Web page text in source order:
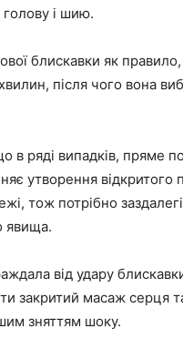
голову і шию.
блискавки як
після чого вона
в ряді випадків, пряме
утворення відкритого
тож потрібно
явища.
від удару
закритий масаж серця
зняттям шоку.